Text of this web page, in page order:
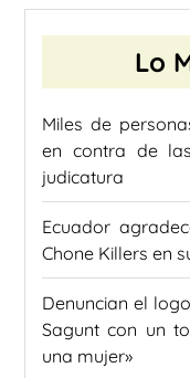
Lo
Miles de
en contra de
judicatura
Ecuador
Chone Killers en
Denuncian el
Sagunt con un
una mujer»